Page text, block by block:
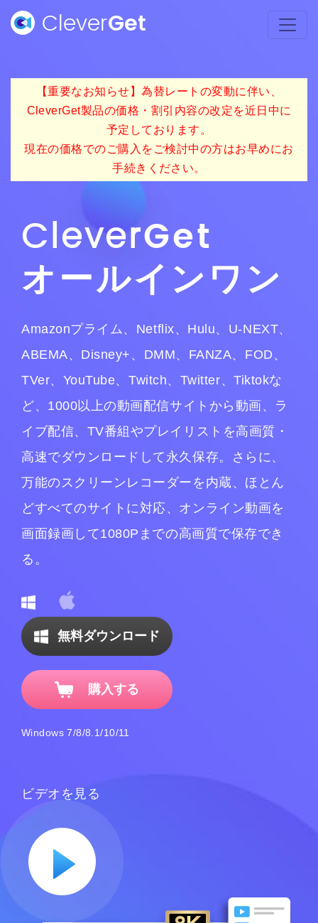
CleverGet
【重要なお知らせ】為替レートの変動に伴い、
CleverGet製品の価格・割引内容の改定を近日中に
予定しております。
現在の価格でのご購入をご検討中の方はお早めにお
手続きください。
CleverGet
オールインワン
Amazonプライム、Netflix、Hulu、U-NEXT、
ABEMA、Disney+、DMM、FANZA、FOD、
TVer、YouTube、Twitch、Twitter、Tiktokな
ど、1000以上の動画配信サイトから動画、ラ
イブ配信、TV番組やプレイリストを高画質・
高速でダウンロードして永久保存。さらに、
万能のスクリーンレコーダーを内蔵、ほとん
どすべてのサイトに対応、オンライン動画を
画面録画して1080Pまでの高画質で保存でき
る。
無料ダウンロード
購入する
Windows 7/8/8.1/10/11
ビデオを見る